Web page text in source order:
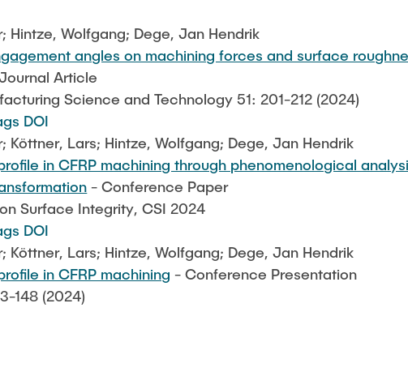
Hintze, Wolfgang; Dege, Jan Hendrik
angles on machining forces and surface
Article
Science and Technology 51: 201-212 (2024)
DOI
Köttner, Lars; Hintze, Wolfgang; Dege, Jan Hendrik
in CFRP machining through phenomenological
- Conference Paper
Surface Integrity, CSI 2024
DOI
Köttner, Lars; Hintze, Wolfgang; Dege, Jan Hendrik
in CFRP machining - Conference Presentation
148 (2024)